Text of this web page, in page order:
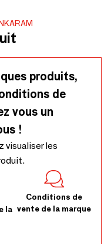
produits,
de
vous un
!
visualiser les
la
Conditions de
vente de la marque